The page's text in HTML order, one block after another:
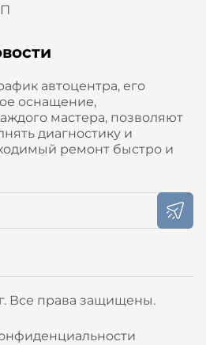
автоцентра, его
оснащение,
мастера, позволяют
диагностику и
ремонт быстро и
Все права защищены.